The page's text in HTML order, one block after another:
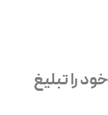
را تبلیغ